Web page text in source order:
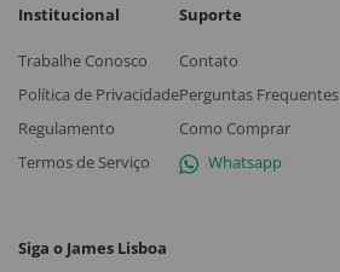
Institucional
Trabalhe Conosco
Política de Privacidade
Regulamento
Termos de Serviço
Suporte
Contato
Perguntas Frequentes
Como Comprar
Whatsapp
Siga o James Lisboa